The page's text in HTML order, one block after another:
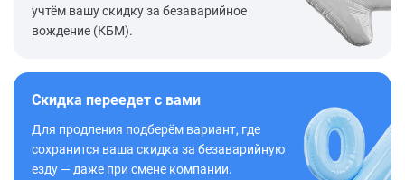
учтём вашу скидку за безаварийное
вождение (КБМ).
Скидка переедет с вами
Для продления подберём вариант, где
сохранится ваша скидка за безаварийную
езду — даже при смене компании.